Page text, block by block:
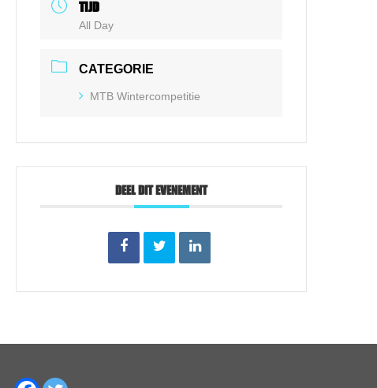
TIJD
All Day
CATEGORIE
MTB Wintercompetitie
DEEL DIT EVENEMENT